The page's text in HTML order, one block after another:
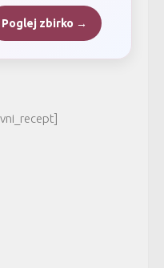
Poglej zbirko →